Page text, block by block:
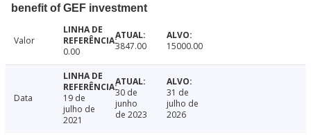
benefit of GEF investment
Valor
0.00
3847.00 15000.00
Data
19 de
julho de
2021
30 de
junho
de 2023
31 de
julho de
2026